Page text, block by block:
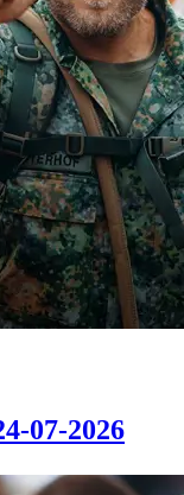
07-2026